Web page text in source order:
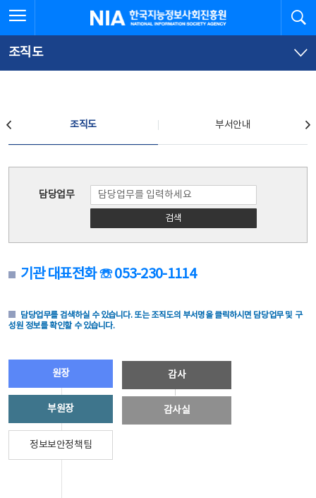
문
로
가
체
뉴
바
가
한국지능정보사회진흥원
조직도
조직도 부서안내
담당업무
검색
기관 대표전화 ☏ 053-230-1114
담당업무를 검색하실 수 있습니다. 또는 조직도의 부서명을 클릭하시면 담당업무 및 구
성원 정보를 확인할 수 있습니다.
원장
부원장
정보보안정책팀
감사
감사실